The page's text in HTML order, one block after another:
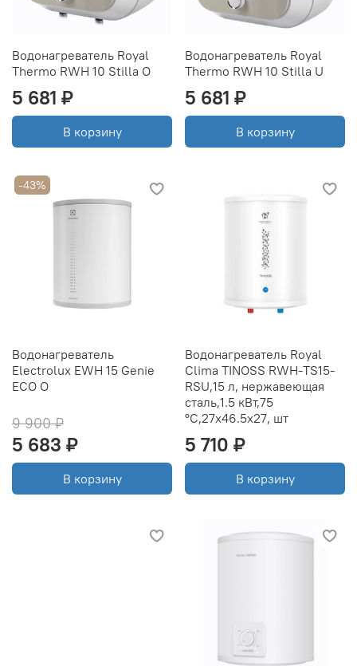
Водонагреватель Royal
Thermo RWH 10 Stilla O
5 681 ₽
В корзину
Водонагреватель Royal
Thermo RWH 10 Stilla U
5 681 ₽
В корзину
-43%
Водонагреватель
Electrolux EWH 15 Genie
ECO O
9 900 ₽
5 683 ₽
В корзину
Водонагреватель Royal
Clima TINOSS RWH-TS15-
RSU,15 л, нержавеющая
сталь,1.5 кВт,75
°C,27x46.5х27, шт
5 710 ₽
В корзину